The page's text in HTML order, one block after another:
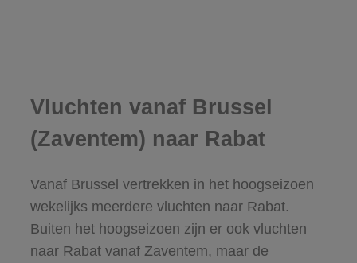
Vluchten vanaf Brussel
(Zaventem) naar Rabat
Vanaf Brussel vertrekken in het hoogseizoen
wekelijks meerdere vluchten naar Rabat.
Buiten het hoogseizoen zijn er ook vluchten
naar Rabat vanaf Zaventem, maar de